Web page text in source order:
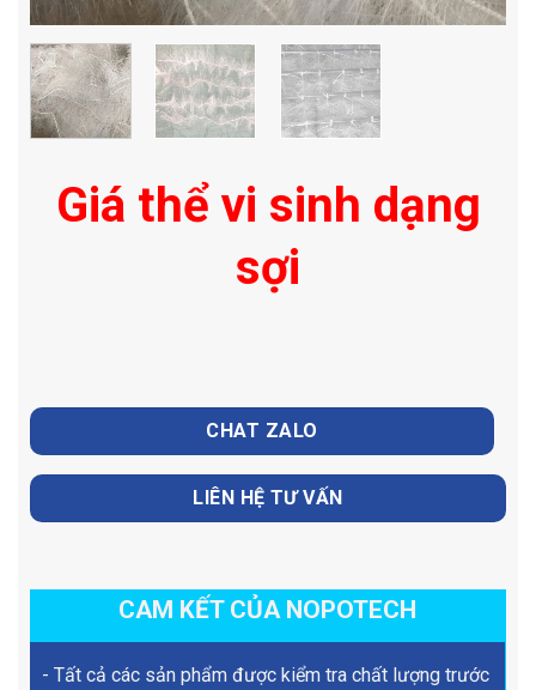
Giá thể vi sinh dạng
sợi
CHAT ZALO
LIÊN HỆ TƯ VẤN
CAM KẾT CỦA NOPOTECH
- Tất cả các sản phẩm được kiểm tra chất lượng trước